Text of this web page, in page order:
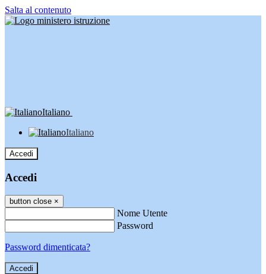
Salta al contenuto
Italiano
Italiano
Accedi
Accedi
button close ×
Nome Utente
Password
Password dimenticata?